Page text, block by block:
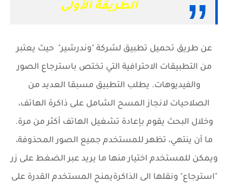
الطريقة الأولى
عن طريق تحميل تطبيق لشركة "وندرشير" حيث يعتبر
من التطبيقات الاحترافية التي تختص باسترجاع الصور
والفيديوهات. يطلب التطبيق مسبقا العديد من
الصلاحيات لانجاز المسح الشامل على ذاكرة الهاتف،
وخلال البحث يقوم بإعادة تشغيل الهاتف أكثر من مرة.
ما أن ينتهي، تظهر للمستخدم جميع الصور المحذوفة،
ويمكن للمستخدم اختيار منها ما يريد عبر الضغط على زر
"استرجاع" ونقلها الى الذاكرةيمنح المستخدم القدرة على